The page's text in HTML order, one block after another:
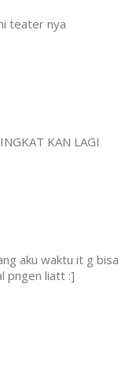
teater nya
KAN LAGI
aku waktu it g bisa
pngen liatt :]